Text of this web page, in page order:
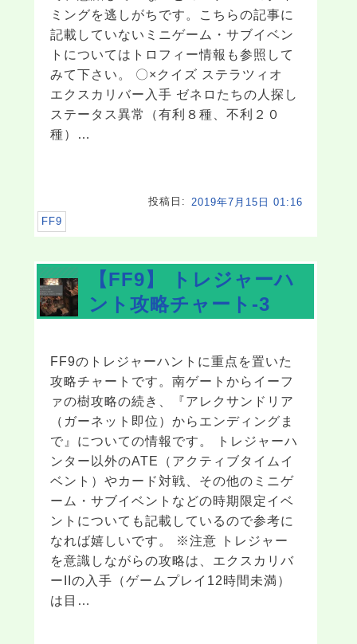
ミングを逃しがちです。こちらの記事に
記載していないミニゲーム・サブイベン
トについてはトロフィー情報も参照して
みて下さい。 〇×クイズ ステラツィオ
エクスカリバー入手 ゼネロたちの人探し
ステータス異常（有利８種、不利２０
種）…
投稿日:
2019年7月15日 01:16
FF9
【FF9】 トレジャーハ
ント攻略チャート-3
FF9のトレジャーハントに重点を置いた
攻略チャートです。南ゲートからイーフ
ァの樹攻略の続き、『アレクサンドリア
（ガーネット即位）からエンディングま
で』についての情報です。 トレジャーハ
ンター以外のATE（アクティブタイムイ
ベント）やカード対戦、その他のミニゲ
ーム・サブイベントなどの時期限定イベ
ントについても記載しているので参考に
なれば嬉しいです。 ※注意 トレジャー
を意識しながらの攻略は、エクスカリバ
ーIIの入手（ゲームプレイ12時間未満）
は目…